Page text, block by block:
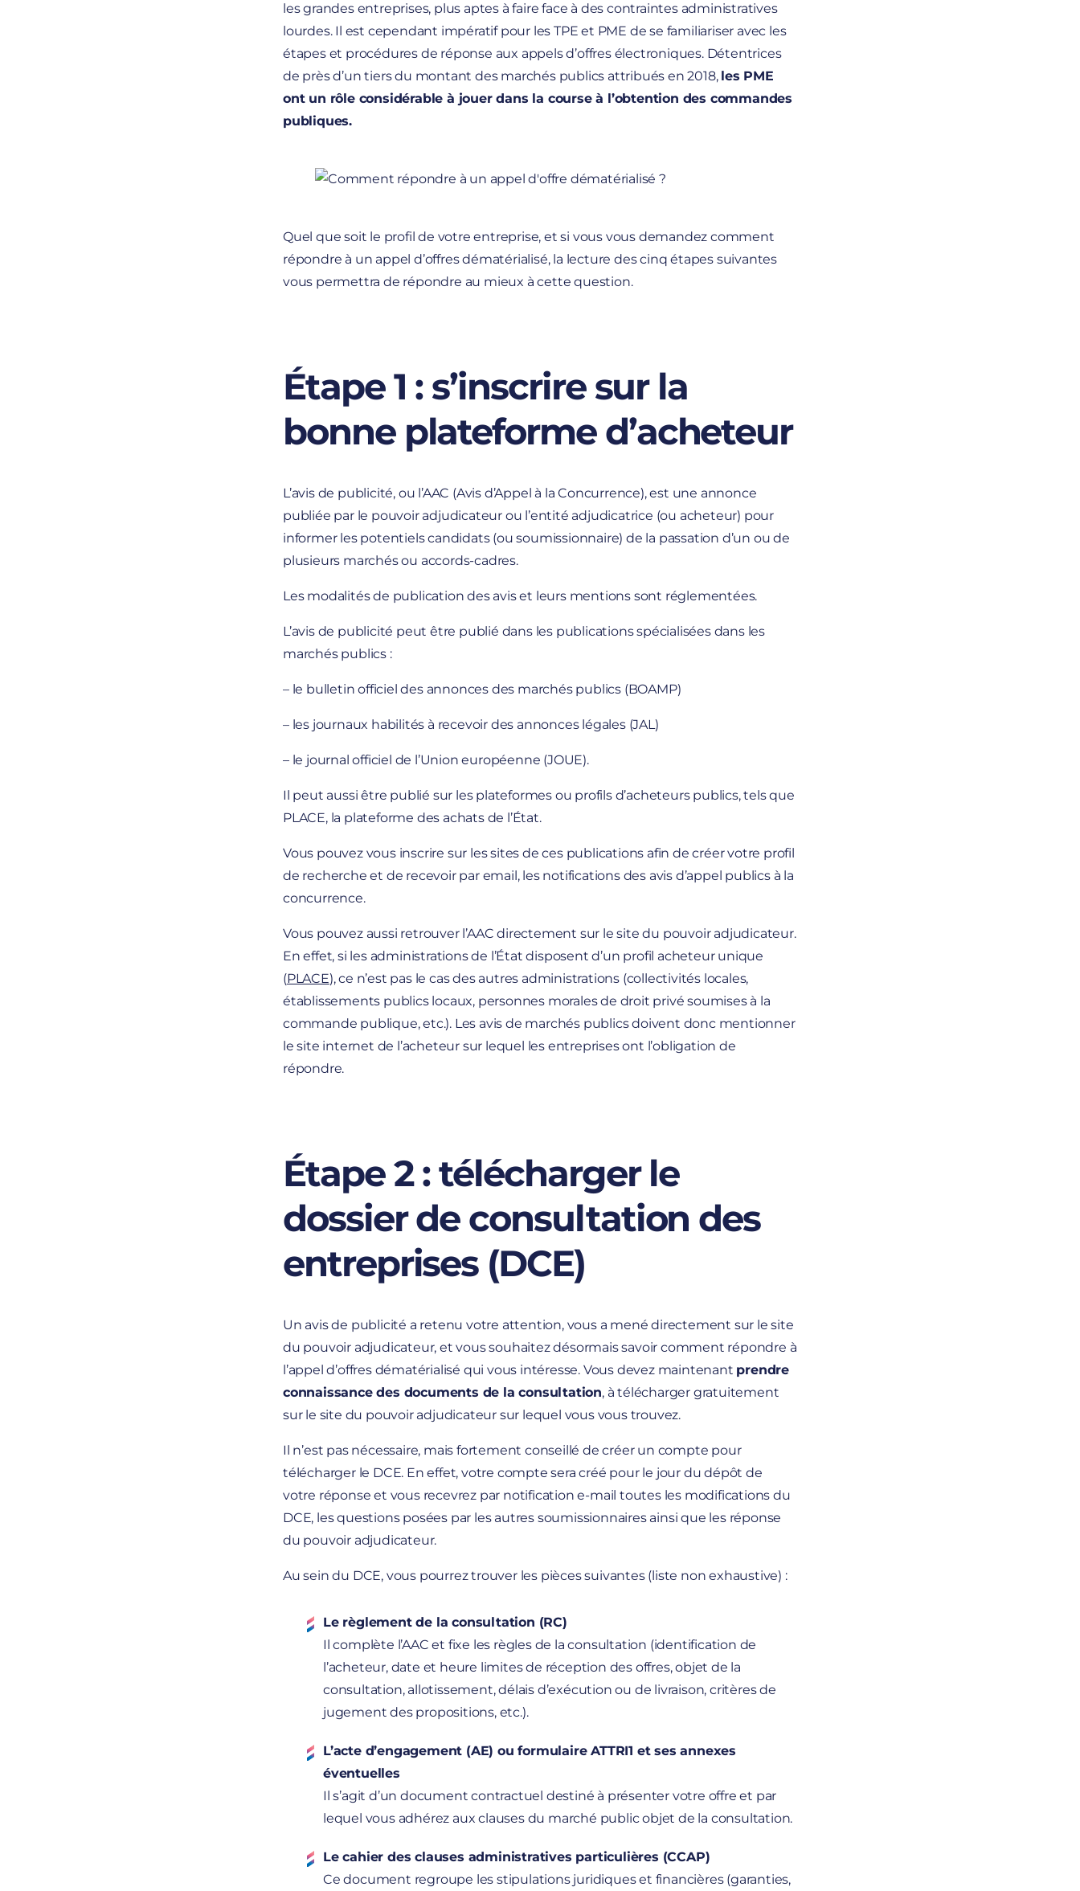
les grandes entreprises, plus aptes à faire face à des contraintes administratives
lourdes. Il est cependant impératif pour les TPE et PME de se familiariser avec les
étapes et procédures de réponse aux appels d’offres électroniques. Détentrices
de près d’un tiers du montant des marchés publics attribués en 2018, les PME
ont un rôle considérable à jouer dans la course à l’obtention des commandes
publiques.
Quel que soit le profil de votre entreprise, et si vous vous demandez comment
répondre à un appel d’offres dématérialisé, la lecture des cinq étapes suivantes
vous permettra de répondre au mieux à cette question.
Étape 1 : s’inscrire sur la
bonne plateforme d’acheteur
L’avis de publicité, ou l’AAC (Avis d’Appel à la Concurrence), est une annonce
publiée par le pouvoir adjudicateur ou l’entité adjudicatrice (ou acheteur) pour
informer les potentiels candidats (ou soumissionnaire) de la passation d’un ou de
plusieurs marchés ou accords-cadres.
Les modalités de publication des avis et leurs mentions sont réglementées.
L’avis de publicité peut être publié dans les publications spécialisées dans les
marchés publics :
– le bulletin officiel des annonces des marchés publics (BOAMP)
– les journaux habilités à recevoir des annonces légales (JAL)
– le journal officiel de l’Union européenne (JOUE).
Il peut aussi être publié sur les plateformes ou profils d’acheteurs publics, tels que
PLACE, la plateforme des achats de l’État.
Vous pouvez vous inscrire sur les sites de ces publications afin de créer votre profil
de recherche et de recevoir par email, les notifications des avis d’appel publics à la
concurrence.
Vous pouvez aussi retrouver l’AAC directement sur le site du pouvoir adjudicateur.
En effet, si les administrations de l’État disposent d’un profil acheteur unique
(PLACE), ce n’est pas le cas des autres administrations (collectivités locales,
établissements publics locaux, personnes morales de droit privé soumises à la
commande publique, etc.). Les avis de marchés publics doivent donc mentionner
le site internet de l’acheteur sur lequel les entreprises ont l’obligation de
répondre.
Étape 2 : télécharger le
dossier de consultation des
entreprises (DCE)
Un avis de publicité a retenu votre attention, vous a mené directement sur le site
du pouvoir adjudicateur, et vous souhaitez désormais savoir comment répondre à
l’appel d’offres dématérialisé qui vous intéresse. Vous devez maintenant prendre
connaissance des documents de la consultation, à télécharger gratuitement
sur le site du pouvoir adjudicateur sur lequel vous vous trouvez.
Il n’est pas nécessaire, mais fortement conseillé de créer un compte pour
télécharger le DCE. En effet, votre compte sera créé pour le jour du dépôt de
votre réponse et vous recevrez par notification e-mail toutes les modifications du
DCE, les questions posées par les autres soumissionnaires ainsi que les réponse
du pouvoir adjudicateur.
Au sein du DCE, vous pourrez trouver les pièces suivantes (liste non exhaustive) :
Le règlement de la consultation (RC)
Il complète l’AAC et fixe les règles de la consultation (identification de
l’acheteur, date et heure limites de réception des offres, objet de la
consultation, allotissement, délais d’exécution ou de livraison, critères de
jugement des propositions, etc.).
L’acte d’engagement (AE) ou formulaire ATTRI1 et ses annexes
éventuelles
Il s’agit d’un document contractuel destiné à présenter votre offre et par
lequel vous adhérez aux clauses du marché public objet de la consultation.
Le cahier des clauses administratives particulières (CCAP)
Ce document regroupe les stipulations juridiques et financières (garanties,